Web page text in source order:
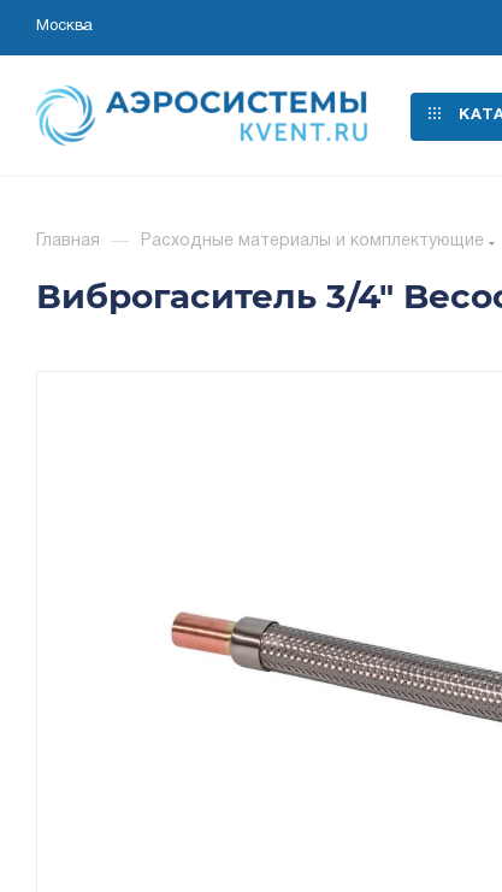
Москва
Главная — Расходные материалы и комплектующие
Виброгаситель 3/4"